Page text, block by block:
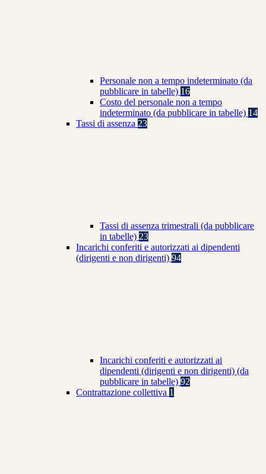
Personale non a tempo indeterminato (da
pubblicare in tabelle) 16
Costo del personale non a tempo
indeterminato (da pubblicare in tabelle) 14
Tassi di assenza 23
Tassi di assenza trimestrali (da pubblicare
in tabelle) 23
Incarichi conferiti e autorizzati ai dipendenti
(dirigenti e non dirigenti) 94
Incarichi conferiti e autorizzati ai
dipendenti (dirigenti e non dirigenti) (da
pubblicare in tabelle) 92
Contrattazione collettiva 1